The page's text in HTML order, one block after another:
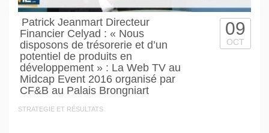
Patrick Jeanmart Directeur
Financier Celyad : « Nous
disposons de trésorerie et d’un
potentiel de produits en
développement » : La Web TV au
Midcap Event 2016 organisé par
CF&B au Palais Brongniart
STRATEGIE ET RÉSULTATS
09
OCT